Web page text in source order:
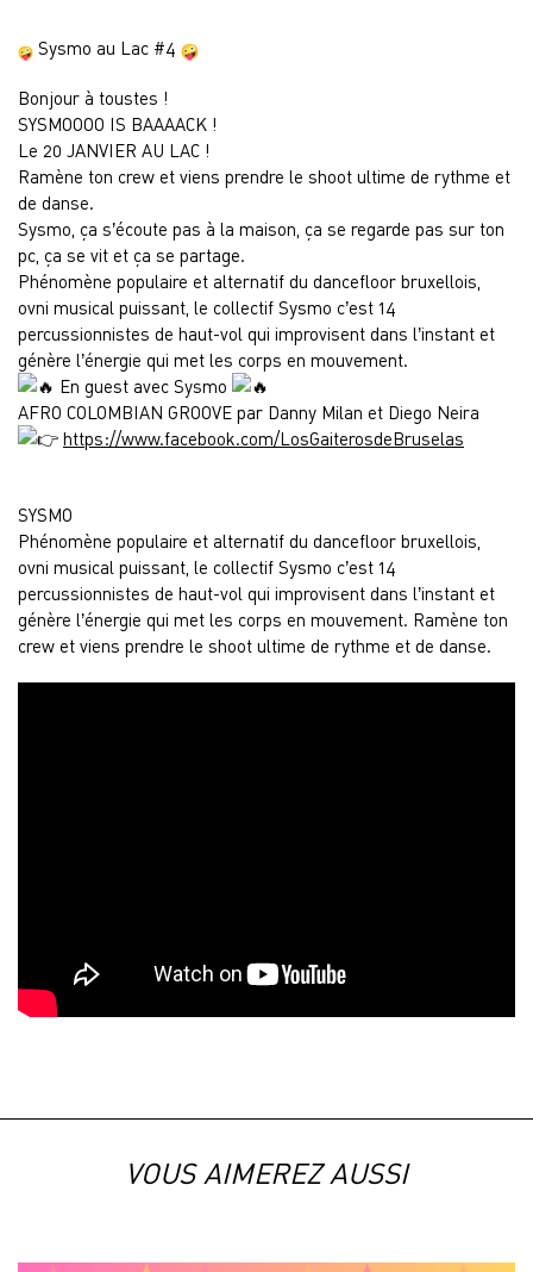
Sysmo au Lac #4
Bonjour à toustes !
SYSMOOOO IS BAAAACK !
Le 20 JANVIER AU LAC !
Ramène ton crew et viens prendre le shoot ultime de rythme et
de danse.
Sysmo, ça s’écoute pas à la maison, ça se regarde pas sur ton
pc, ça se vit et ça se partage.
Phénomène populaire et alternatif du dancefloor bruxellois,
ovni musical puissant, le collectif Sysmo c’est 14
percussionnistes de haut-vol qui improvisent dans l’instant et
génère l’énergie qui met les corps en mouvement.
En guest avec Sysmo
AFRO COLOMBIAN GROOVE par Danny Milan et Diego Neira
https://www.facebook.com/LosGaiterosdeBruselas
SYSMO
Phénomène populaire et alternatif du dancefloor bruxellois,
ovni musical puissant, le collectif Sysmo c’est 14
percussionnistes de haut-vol qui improvisent dans l’instant et
génère l’énergie qui met les corps en mouvement. Ramène ton
crew et viens prendre le shoot ultime de rythme et de danse.
VOUS AIMEREZ AUSSI